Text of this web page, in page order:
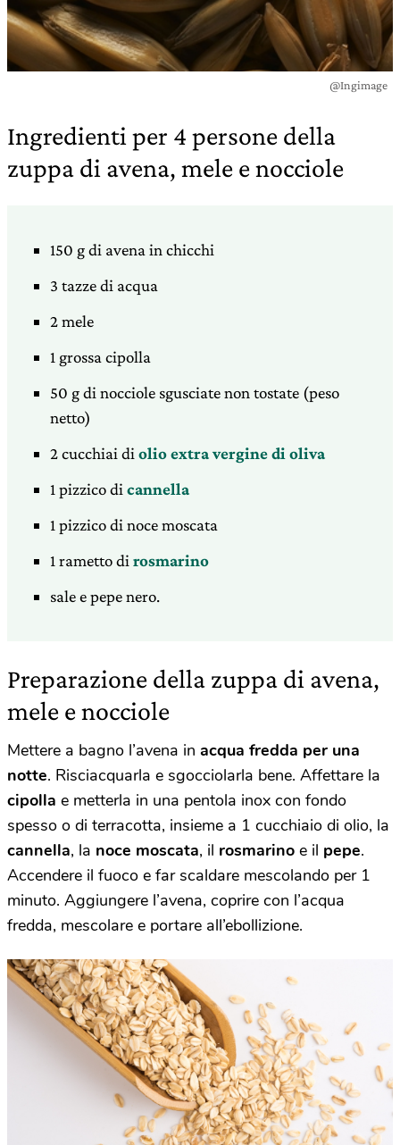
@Ingimage
Ingredienti per 4 persone della
zuppa di avena, mele e nocciole
150 g di avena in chicchi
3 tazze di acqua
2 mele
1 grossa cipolla
50 g di nocciole sgusciate non tostate (peso
netto)
2 cucchiai di olio extra vergine di oliva
1 pizzico di cannella
1 pizzico di noce moscata
1 rametto di rosmarino
sale e pepe nero.
Preparazione della zuppa di avena,
mele e nocciole
Mettere a bagno l’avena in acqua fredda per una
notte. Risciacquarla e sgocciolarla bene. Affettare la
cipolla e metterla in una pentola inox con fondo
spesso o di terracotta, insieme a 1 cucchiaio di olio, la
cannella, la noce moscata, il rosmarino e il pepe.
Accendere il fuoco e far scaldare mescolando per 1
minuto. Aggiungere l’avena, coprire con l’acqua
fredda, mescolare e portare all’ebollizione.